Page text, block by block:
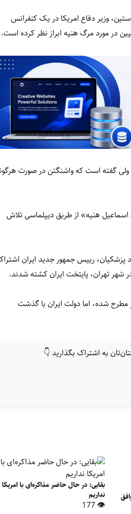
وزیر دفاع امریکا در یک کنفرانس
در مورد مرگ هنیه ابراز نظر کرده‌ است.
ولی گفته است که واشنگتن در صورت
هنیه» از طریق دیپلماسی تلاش
رییس جمهور جدید ایران
مطرح شده، اما دولت ایران با گذشت
به اشتراک بگذارید 👇
بقایی: در حال حاضر مذاکره‌ای با امریکا
نداریم
👁 177